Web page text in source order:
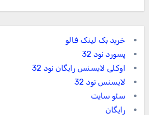
خرید بک لینک فالو
پسورد نود 32
اوکلی لایسنس رایگان نود 32
لایسنس نود 32
سئو سایت
رایگان